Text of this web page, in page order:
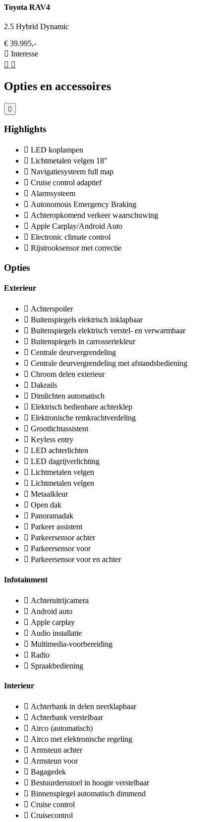
Toyota RAV4
2.5 Hybrid Dynamic
€ 39.995,-
Interesse
Opties en accessoires
Highlights
LED koplampen
Lichtmetalen velgen 18"
Navigatiesysteem full map
Cruise control adaptief
Alarmsysteem
Autonomous Emergency Braking
Achteropkomend verkeer waarschuwing
Apple Carplay/Android Auto
Electronic climate control
Rijstrooksensor met correctie
Opties
Exterieur
Achterspoiler
Buitenspiegels elektrisch inklapbaar
Buitenspiegels elektrisch verstel- en verwarmbaar
Buitenspiegels in carrosseriekleur
Centrale deurvergrendeling
Centrale deurvergrendeling met afstandsbediening
Chroom delen exterieur
Dakrails
Dimlichten automatisch
Elektrisch bedienbare achterklep
Elektronische remkrachtverdeling
Grootlichtassistent
Keyless entry
LED achterlichten
LED dagrijverlichting
Lichtmetalen velgen
Lichtmetalen velgen
Metaalkleur
Open dak
Panoramadak
Parkeer assistent
Parkeersensor achter
Parkeersensor voor
Parkeersensor voor en achter
Infotainment
Achteruitrijcamera
Android auto
Apple carplay
Audio installatie
Multimedia-voorbereiding
Radio
Spraakbediening
Interieur
Achterbank in delen neerklapbaar
Achterbank verstelbaar
Airco (automatisch)
Airco met elektronische regeling
Armsteun achter
Armsteun voor
Bagagedek
Bestuurdersstoel in hoogte verstelbaar
Binnenspiegel automatisch dimmend
Cruise control
Cruisecontrol